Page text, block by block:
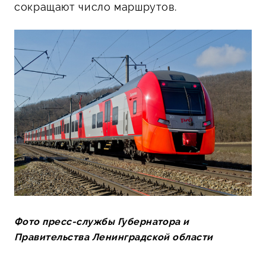
сокращают число маршрутов.
Фото пресс-службы Губернатора и
Правительства Ленинградской области